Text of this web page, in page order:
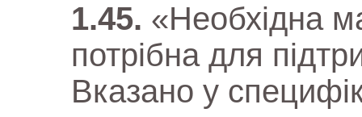
«Необхідна
потрібна для
Вказано у